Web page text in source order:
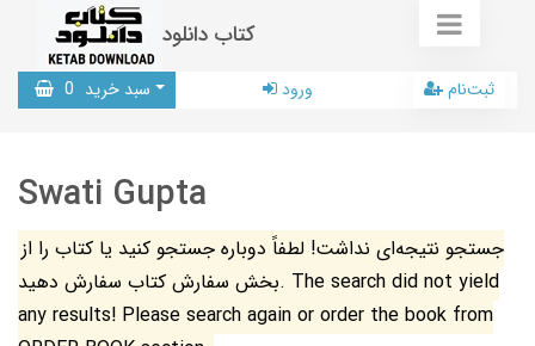
کتاب دانلود
سبد خرید 0 ورود ثبت‌نام
Swati Gupta
جستجو نتیجه‌ای نداشت! لطفاً دوباره جستجو کنید یا کتاب را از
بخش سفارش کتاب سفارش دهید. The search did not yield
any results! Please search again or order the book from